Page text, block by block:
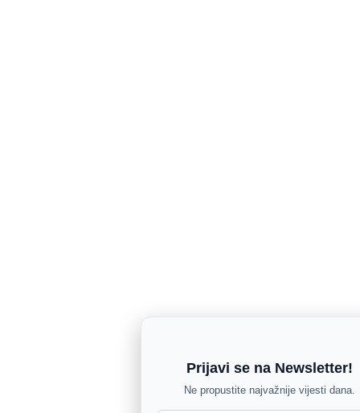
Prijavi se na Newsletter!
Ne propustite najvažnije vijesti dana.